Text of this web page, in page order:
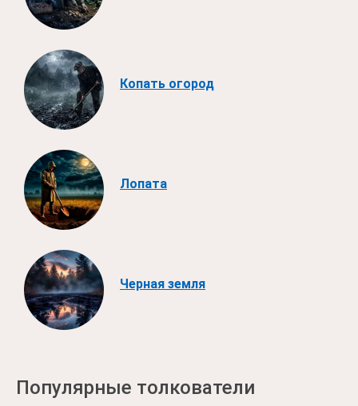
Копать огород
Лопата
Черная земля
Популярные толкователи